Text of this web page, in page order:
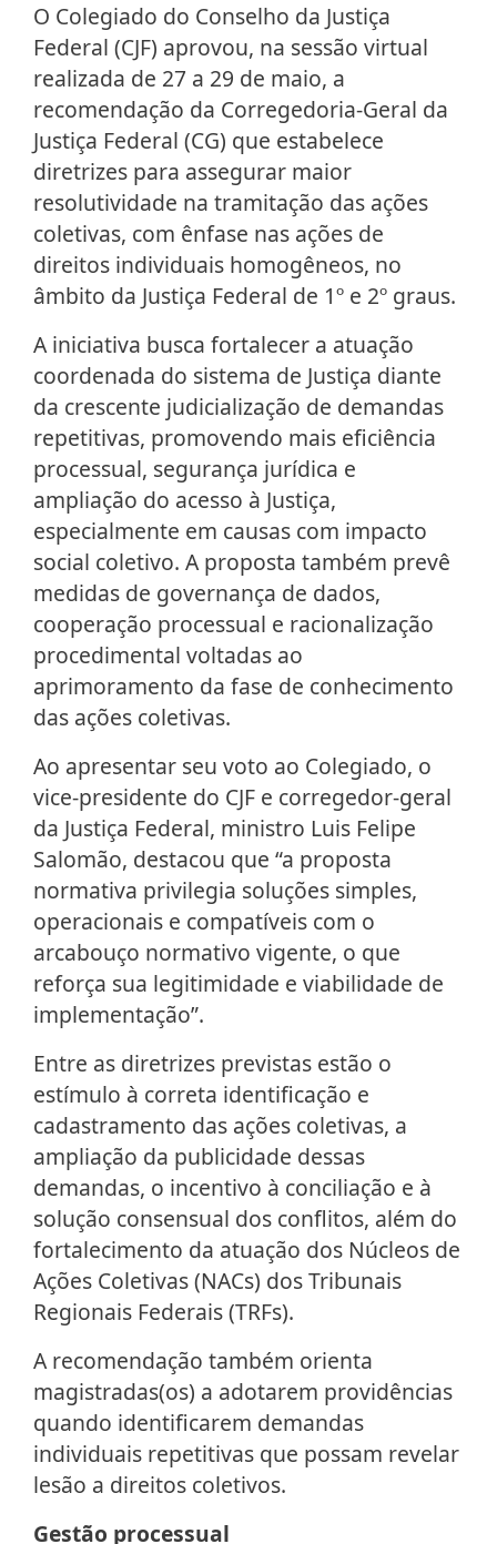
O Colegiado do Conselho da Justiça
Federal (CJF) aprovou, na sessão virtual
realizada de 27 a 29 de maio, a
recomendação da Corregedoria-Geral da
Justiça Federal (CG) que estabelece
diretrizes para assegurar maior
resolutividade na tramitação das ações
coletivas, com ênfase nas ações de
direitos individuais homogêneos, no
âmbito da Justiça Federal de 1º e 2º graus.
A iniciativa busca fortalecer a atuação
coordenada do sistema de Justiça diante
da crescente judicialização de demandas
repetitivas, promovendo mais eficiência
processual, segurança jurídica e
ampliação do acesso à Justiça,
especialmente em causas com impacto
social coletivo. A proposta também prevê
medidas de governança de dados,
cooperação processual e racionalização
procedimental voltadas ao
aprimoramento da fase de conhecimento
das ações coletivas.
Ao apresentar seu voto ao Colegiado, o
vice-presidente do CJF e corregedor-geral
da Justiça Federal, ministro Luis Felipe
Salomão, destacou que “a proposta
normativa privilegia soluções simples,
operacionais e compatíveis com o
arcabouço normativo vigente, o que
reforça sua legitimidade e viabilidade de
implementação”.
Entre as diretrizes previstas estão o
estímulo à correta identificação e
cadastramento das ações coletivas, a
ampliação da publicidade dessas
demandas, o incentivo à conciliação e à
solução consensual dos conflitos, além do
fortalecimento da atuação dos Núcleos de
Ações Coletivas (NACs) dos Tribunais
Regionais Federais (TRFs).
A recomendação também orienta
magistradas(os) a adotarem providências
quando identificarem demandas
individuais repetitivas que possam revelar
lesão a direitos coletivos.
Gestão processual